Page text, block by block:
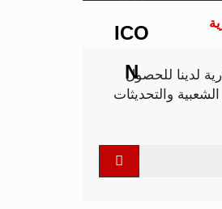
لدينا للحصول
والتحديثات